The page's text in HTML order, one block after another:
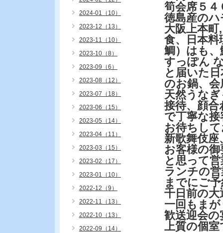
筍会席５
徳島産の
大阪上本
食、日本料
鯛）はも
すっぽん
と届いた
のお鍋、
天然うな
接待、顔
で丁寧な接
お待ちし
新歌舞伎
お客様の
と思って
ランチの
までにご
千日前の
一回もま
歓送迎会
上質の個
2024-01（10）
2023-12（13）
2023-11（10）
2023-10（8）
2023-09（6）
2023-08（12）
2023-07（18）
2023-06（15）
2023-05（14）
2023-04（11）
2023-03（15）
2023-02（17）
2023-01（10）
2022-12（9）
2022-11（13）
2022-10（13）
2022-09（14）